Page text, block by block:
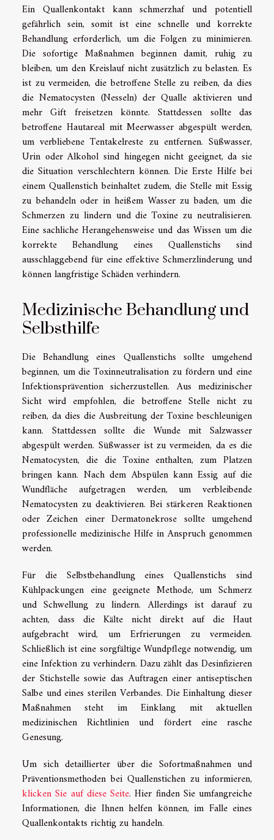
Ein Quallenkontakt kann schmerzhaf und potentiell
gefährlich sein, somit ist eine schnelle und korrekte
Behandlung erforderlich, um die Folgen zu minimieren.
Die sofortige Maßnahmen beginnen damit, ruhig zu
bleiben, um den Kreislauf nicht zusätzlich zu belasten. Es
ist zu vermeiden, die betroffene Stelle zu reiben, da dies
die Nematocysten (Nesseln) der Qualle aktivieren und
mehr Gift freisetzen könnte. Stattdessen sollte das
betroffene Hautareal mit Meerwasser abgespült werden,
um verbliebene Tentakelreste zu entfernen. Süßwasser,
Urin oder Alkohol sind hingegen nicht geeignet, da sie
die Situation verschlechtern können. Die Erste Hilfe bei
einem Quallenstich beinhaltet zudem, die Stelle mit Essig
zu behandeln oder in heißem Wasser zu baden, um die
Schmerzen zu lindern und die Toxine zu neutralisieren.
Eine sachliche Herangehensweise und das Wissen um die
korrekte Behandlung eines Quallenstichs sind
ausschlaggebend für eine effektive Schmerzlinderung und
können langfristige Schäden verhindern.
Medizinische Behandlung und
Selbsthilfe
Die Behandlung eines Quallenstichs sollte umgehend
beginnen, um die Toxinneutralisation zu fördern und eine
Infektionsprävention sicherzustellen. Aus medizinischer
Sicht wird empfohlen, die betroffene Stelle nicht zu
reiben, da dies die Ausbreitung der Toxine beschleunigen
kann. Stattdessen sollte die Wunde mit Salzwasser
abgespült werden. Süßwasser ist zu vermeiden, da es die
Nematocysten, die die Toxine enthalten, zum Platzen
bringen kann. Nach dem Abspülen kann Essig auf die
Wundfläche aufgetragen werden, um verbleibende
Nematocysten zu deaktivieren. Bei stärkeren Reaktionen
oder Zeichen einer Dermatonekrose sollte umgehend
professionelle medizinische Hilfe in Anspruch genommen
werden.
Für die Selbstbehandlung eines Quallenstichs sind
Kühlpackungen eine geeignete Methode, um Schmerz
und Schwellung zu lindern. Allerdings ist darauf zu
achten, dass die Kälte nicht direkt auf die Haut
aufgebracht wird, um Erfrierungen zu vermeiden.
Schließlich ist eine sorgfältige Wundpflege notwendig, um
eine Infektion zu verhindern. Dazu zählt das Desinfizieren
der Stichstelle sowie das Auftragen einer antiseptischen
Salbe und eines sterilen Verbandes. Die Einhaltung dieser
Maßnahmen steht im Einklang mit aktuellen
medizinischen Richtlinien und fördert eine rasche
Genesung.
Um sich detaillierter über die Sofortmaßnahmen und
Präventionsmethoden bei Quallenstichen zu informieren,
klicken Sie auf diese Seite. Hier finden Sie umfangreiche
Informationen, die Ihnen helfen können, im Falle eines
Quallenkontakts richtig zu handeln.